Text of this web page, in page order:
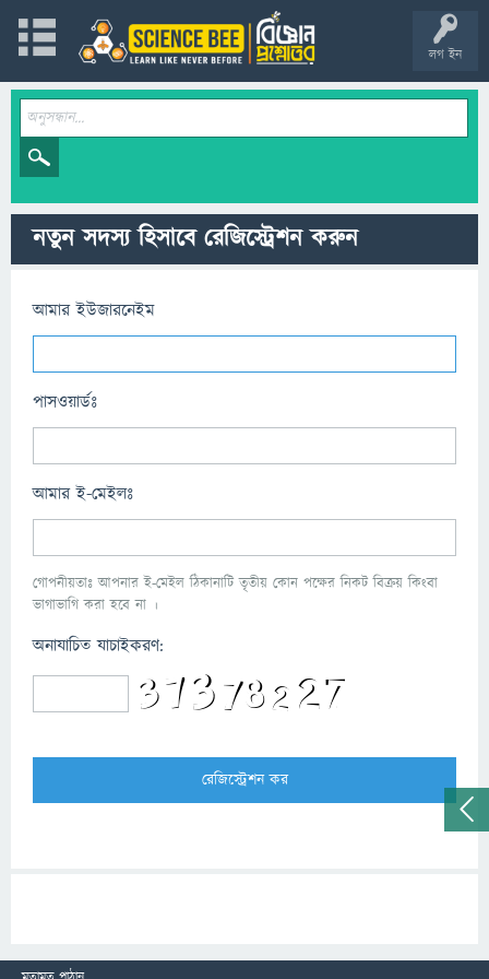
লগ ইন
নতুন সদস্য হিসাবে রেজিস্ট্রেশন করুন
আমার ইউজারনেইম
পাসওয়ার্ডঃ
আমার ই-মেইলঃ
গোপনীয়তাঃ আপনার ই-মেইল ঠিকানাটি তৃতীয় কোন পক্ষের নিকট বিক্রয় কিংবা
ভাগাভাগি করা হবে না ।
অনাযাচিত যাচাইকরণ: